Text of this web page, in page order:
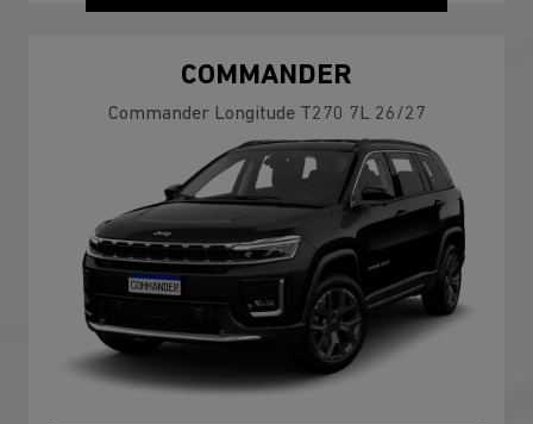
COMMANDER
Commander Longitude T270 7L 26/27